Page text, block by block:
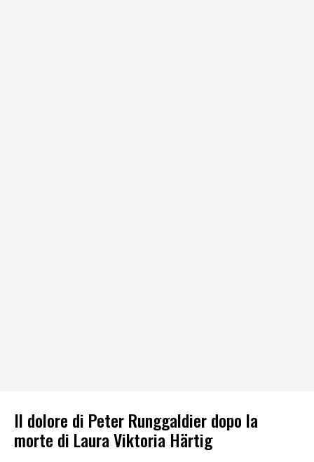
Il dolore di Peter Runggaldier dopo la
morte di Laura Viktoria Härtig